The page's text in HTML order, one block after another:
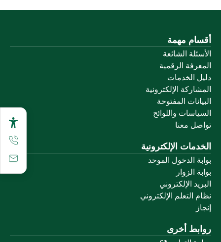
أقسام مهمة
الأسئلة الشائعة
المعرفة الرقمية
دليل الخدمات
المشاركة الإلكترونية
البيانات المفتوحة
السياسات واللوائح
تواصل معنا
الخدمات الإلكترونية
بوابة الدخول الموحد
بوابة الزوار
البريد الإلكتروني
نظام التعلم الإلكتروني
إنجاز
روابط أخرى